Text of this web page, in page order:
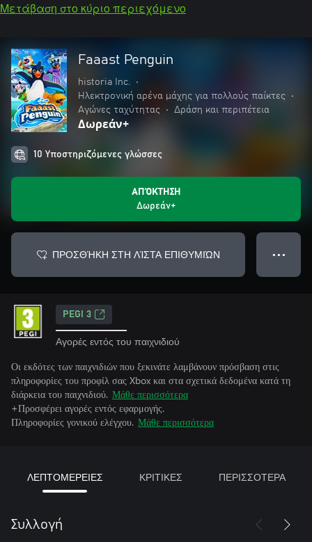
Μετάβαση στο κύριο περιεχόμενο
Faaast Penguin
historia Inc.
•
Ηλεκτρονική αρένα μάχης για πολλούς παίκτες
•
Αγώνες ταχύτητας
• Δράση και περιπέτεια
Δωρεάν+
10 Υποστηριζόμενες γλώσσες
ΑΠΌΚΤΗΣΗ
Δωρεάν+
ΠΡΟΣΘΉΚΗ ΣΤΗ ΛΊΣΤΑ ΕΠΙΘΥΜΙΏΝ ● ● ●
PEGI 3
Αγορές εντός του παιχνιδιού
Οι εκδότες των παιχνιδιών που ξεκινάτε λαμβάνουν πρόσβαση στις
πληροφορίες του προφίλ σας Xbox και στα σχετικά δεδομένα κατά τη
διάρκεια του παιχνιδιού. Μάθε περισσότερα
+Προσφέρει αγορές εντός εφαρμογής.
Πληροφορίες γονικού ελέγχου. Μάθε περισσότερα
ΛΕΠΤΟΜΕΡΕΙΕΣ ΚΡΙΤΙΚΕΣ ΠΕΡΙΣΣΟΤΕΡΑ
Συλλογή